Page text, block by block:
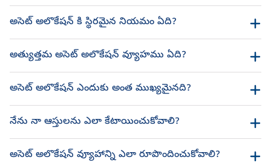
అసెట్ అలొకేషన్ కి స్థిరమైన నియమం ఏది?
అత్యుత్తమ అసెట్ అలొకేషన్ వ్యూహము ఏది?
అసెట్ అలొకేషన్ ఎందుకు అంత ముఖ్యమైనది?
నేను నా ఆస్తులను ఎలా కేటాయించుకోవాలి?
అసెట్ అలొకేషన్ వ్యూహాన్ని ఎలా రూపొందించుకోవాలి?